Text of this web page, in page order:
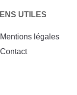
UTILES
Mentions légales
Contact